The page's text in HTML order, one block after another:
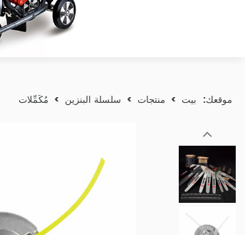
موقعك: بيت > منتجات > سلسلة البنزين > مُكَمِّلات